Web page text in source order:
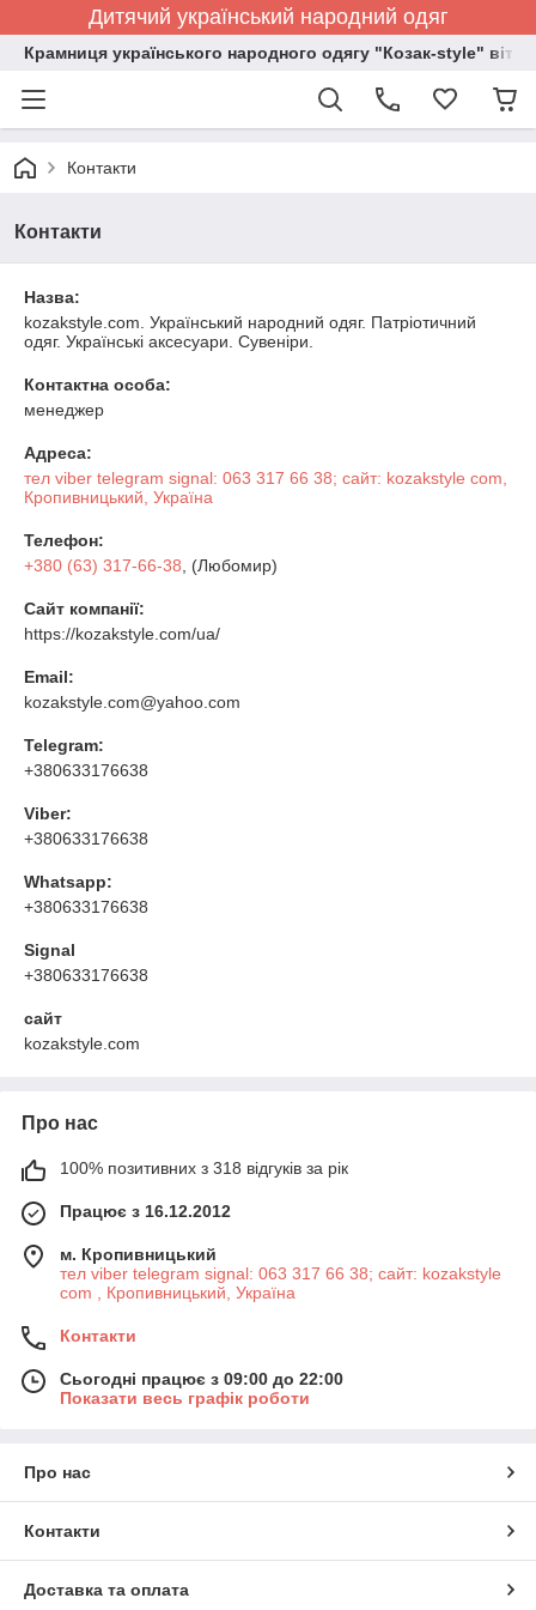
Дитячий український народний одяг
Крамниця українського народного одягу "Козак-style"
Контакти
Контакти
Назва:
kozakstyle.com. Український народний одяг. Патріотичний
одяг. Українські аксесуари. Сувеніри.
Контактна особа:
менеджер
Адреса:
тел viber telegram signal: 063 317 66 38; сайт: kozakstyle com,
Кропивницький, Україна
Телефон:
+380 (63) 317-66-38 , (Любомир)
Сайт компанії:
https://kozakstyle.com/ua/
Email:
kozakstyle.com@yahoo.com
Telegram:
+380633176638
Viber:
+380633176638
Whatsapp:
+380633176638
Signal
+380633176638
сайт
kozakstyle.com
Про нас
100% позитивних з 318 відгуків за рік
Працює з 16.12.2012
м. Кропивницький
тел viber telegram signal: 063 317 66 38; сайт: kozakstyle
com , Кропивницький, Україна
Контакти
Сьогодні працює з 09:00 до 22:00
Показати весь графік роботи
Про нас
Контакти
Доставка та оплата